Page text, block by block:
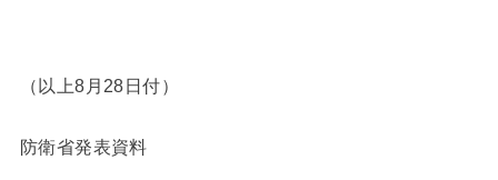
（以上8月28日付）
防衛省発表資料